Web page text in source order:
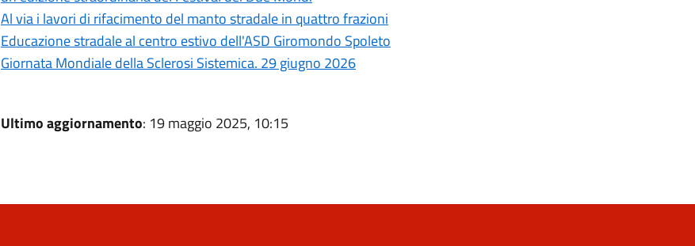
Al via i lavori di rifacimento del manto stradale in quattro frazioni
Educazione stradale al centro estivo dell'ASD Giromondo Spoleto
Giornata Mondiale della Sclerosi Sistemica. 29 giugno 2026
Ultimo aggiornamento: 19 maggio 2025, 10:15